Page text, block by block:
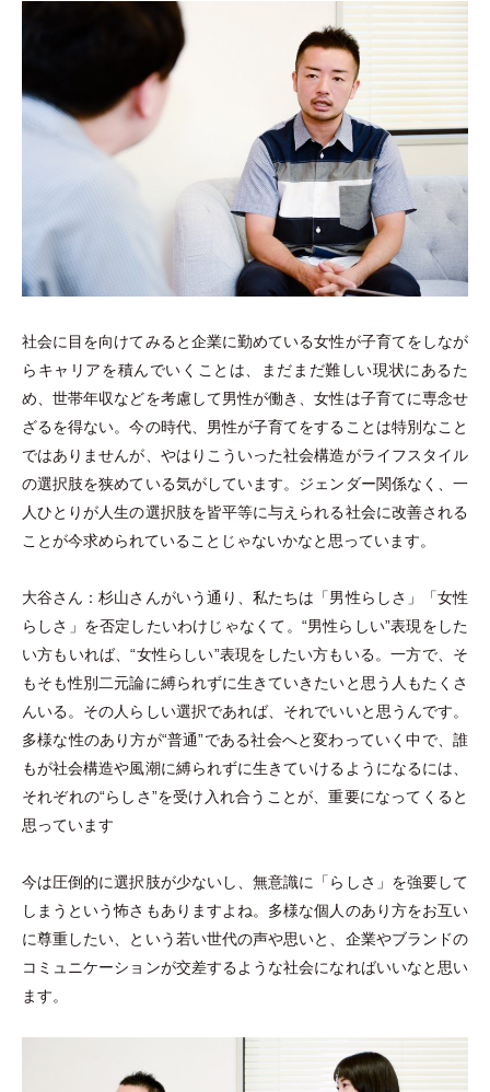
社会に目を向けてみると企業に勤めている女性が子育てをしなが
らキャリアを積んでいくことは、まだまだ難しい現状にあるた
め、世帯年収などを考慮して男性が働き、女性は子育てに専念せ
ざるを得ない。今の時代、男性が子育てをすることは特別なこと
ではありませんが、やはりこういった社会構造がライフスタイル
の選択肢を狭めている気がしています。ジェンダー関係なく、一
人ひとりが人生の選択肢を皆平等に与えられる社会に改善される
ことが今求められていることじゃないかなと思っています。
大谷さん：杉山さんがいう通り、私たちは 「男性らしさ 」 「女性
らしさ 」 を否定したいわけじゃなくて。“男性らしい”表現をした
い方もいれば、“女性らしい”表現をしたい方もいる。一方で、そ
もそも性別二元論に縛られずに生きていきたいと思う人もたくさ
んいる。その人らしい選択であれば、それでいいと思うんです。
多様な性のあり方が“普通”である社会へと変わっていく中で、誰
もが社会構造や風潮に縛られずに生きていけるようになるには、
それぞれの“らしさ”を受け入れ合うことが、重要になってくると
思っています
今は圧倒的に選択肢が少ないし、無意識に 「 らしさ 」 を強要して
しまうという怖さもありますよね。多様な個人のあり方をお互い
に尊重したい、という若い世代の声や思いと、企業やブランドの
コミュニケーションが交差するような社会になればいいなと思い
ます。